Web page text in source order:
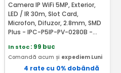
Camera IP WiFi 5MP, Exterior,
LED / IR 30m, Slot Card,
Microfon, Difuzor, 2.8mm, SMD
Plus - IPC-P5IP-PV-0280B -
In stoc: 99 buc
Comandă acum și expediem Luni
4 rate cu 0% dobândă